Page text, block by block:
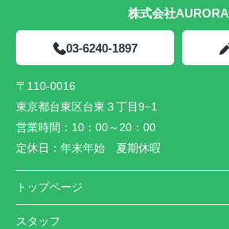
株式会社AURORA
03-6240-1897
〒110-0016
東京都台東区台東３丁目9−1
営業時間： 10：00～20：00
定休日： 年末年始 夏期休暇
トップページ
スタッフ